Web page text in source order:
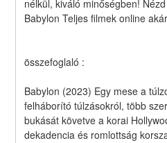
nélkül, kiváló minőségben!
Babylon Teljes filmek online
összefoglaló :
Babylon (2023) Egy mese a
felháborító túlzásokról, több
bukását követve a korai
dekadencia és romlottság